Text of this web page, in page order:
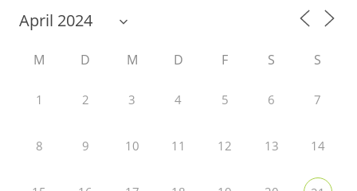
M D M D F S S
1 2 3 4 5 6 7
8 9 10 11 12 13 14